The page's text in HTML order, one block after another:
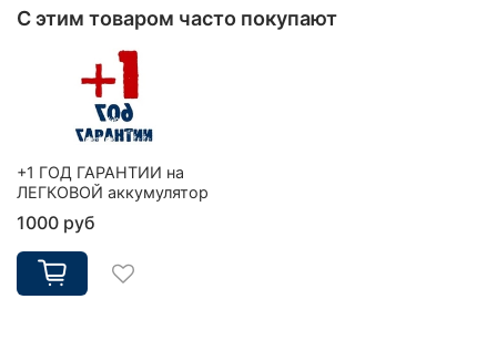
С этим товаром часто покупают
+1 ГОД ГАРАНТИИ на
ЛЕГКОВОЙ аккумулятор
1000 руб